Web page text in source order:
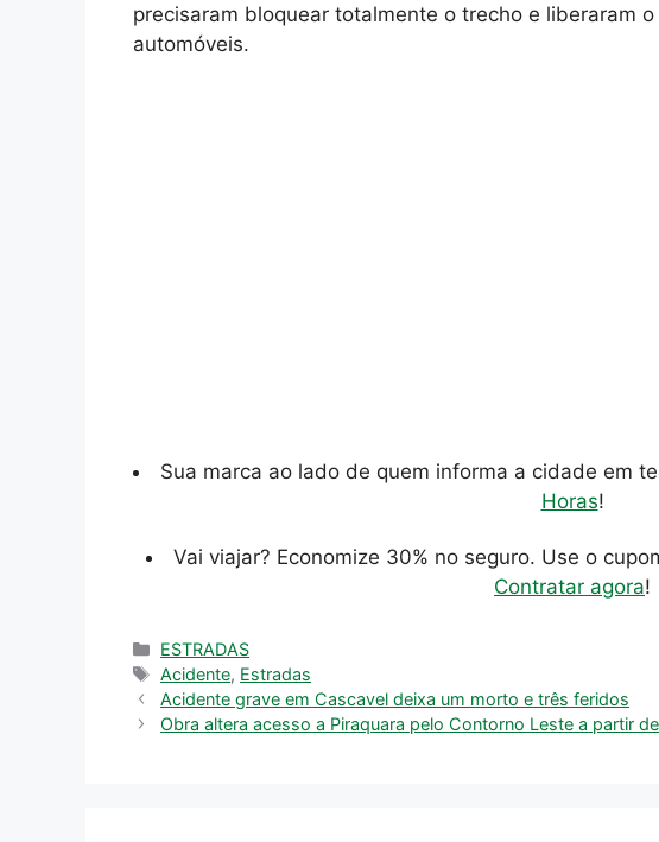
precisaram bloquear totalmente o trecho e liberaram
automóveis.
Sua marca ao lado de quem informa a cidade em
Horas!
Vai viajar? Economize 30% no seguro. Use o
Contratar agora!
Categorias
ESTRADAS
Tags
Acidente, Estradas
Acidente grave em Cascavel deixa um morto e três feridos
Obra altera acesso a Piraquara pelo Contorno Leste a partir